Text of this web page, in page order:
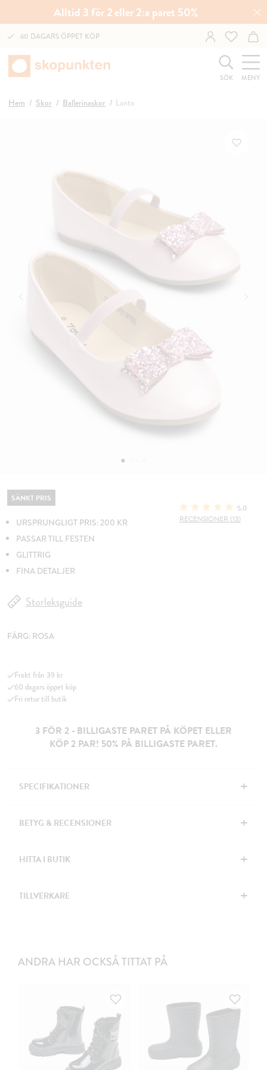
Alltid 3 för 2 eller 2:a paret 50%
60 DAGARS ÖPPET KÖP
SÖK MENY
Hem Skor Ballerinaskor Lanto
SÄNKT PRIS
URSPRUNGLIGT PRIS: 200 KR
PASSAR TILL FESTEN
GLITTRIG
FINA DETALJER
5.0
RECENSIONER (13)
Storleksguide
FÄRG: ROSA
Frakt från 39 kr
60 dagars öppet köp
Fri retur till butik
3 FÖR 2 - BILLIGASTE PARET PÅ KÖPET ELLER
KÖP 2 PAR! 50% PÅ BILLIGASTE PARET.
SPECIFIKATIONER +
BETYG & RECENSIONER +
HITTA I BUTIK +
TILLVERKARE +
ANDRA HAR OCKSÅ TITTAT PÅ